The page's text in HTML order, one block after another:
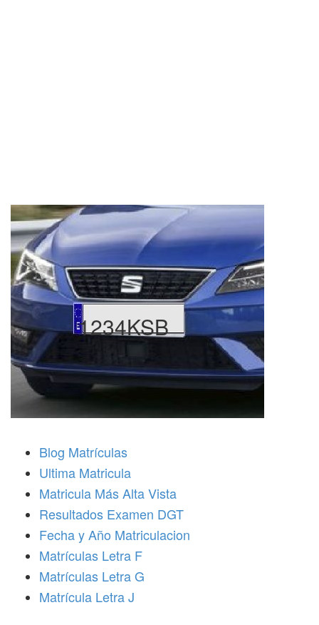
1234KSB
Blog Matrículas
Ultima Matricula
Matricula Más Alta Vista
Resultados Examen DGT
Fecha y Año Matriculacion
Matrículas Letra F
Matrículas Letra G
Matrícula Letra J